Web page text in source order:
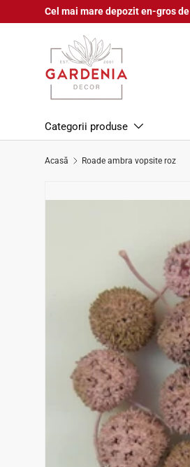
Sari la conținut
Cel mai mare depozit en-gros
Categorii produse
Acasă Roade ambra vopsite roz